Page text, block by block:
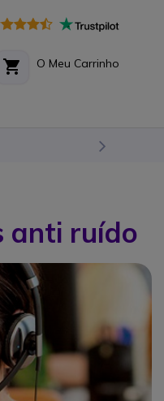
O Meu Carrinho
anti ruído